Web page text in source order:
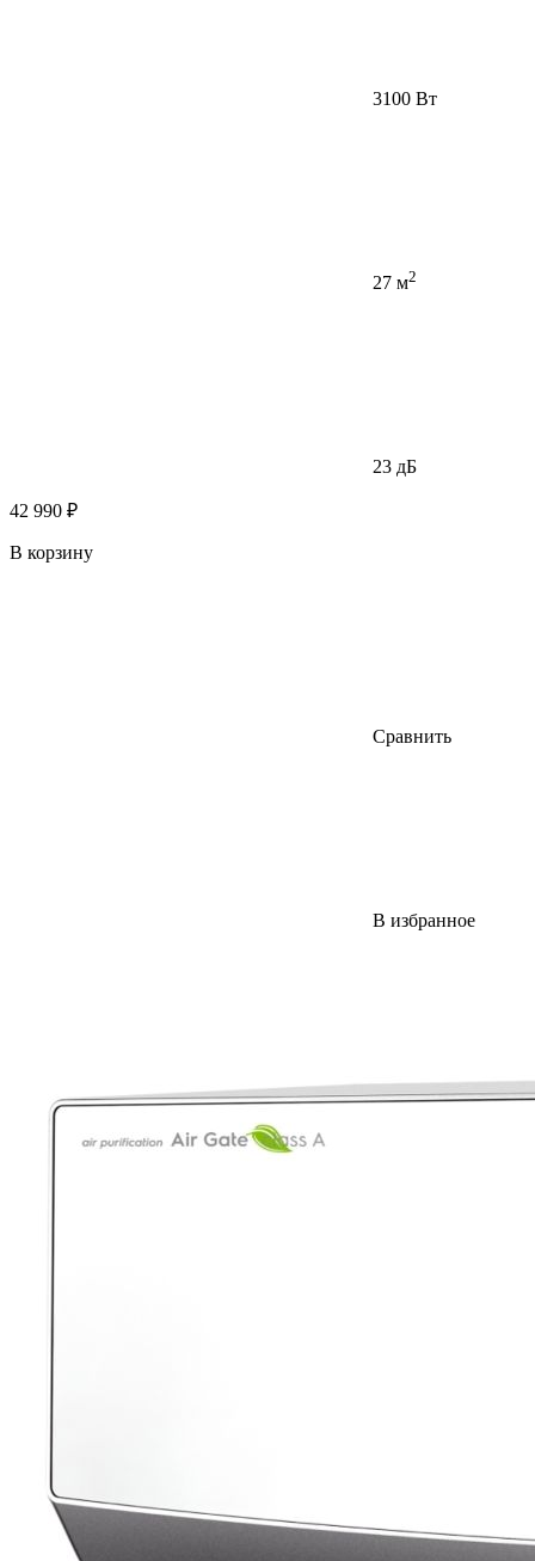
3100 Вт
27 м2
23 дБ
42 990 ₽
В корзину
Сравнить
В избранное